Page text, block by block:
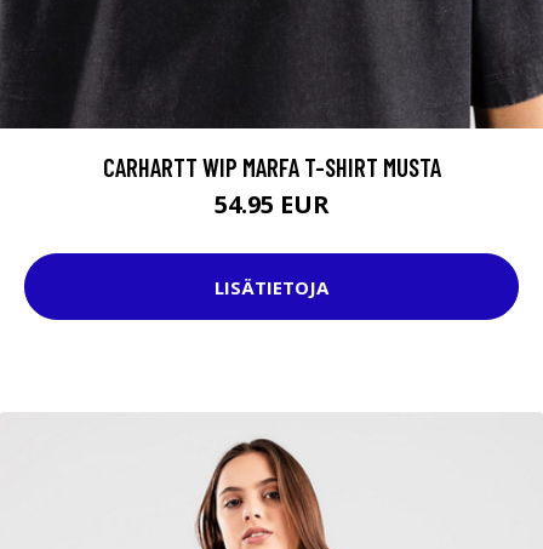
CARHARTT WIP MARFA T-SHIRT MUSTA
54.95 EUR
LISÄTIETOJA